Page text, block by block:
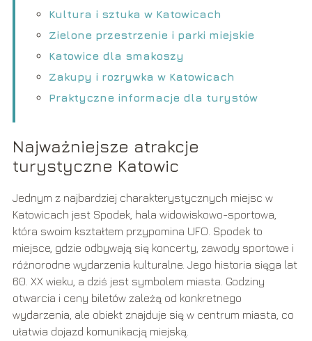
Kultura i sztuka w Katowicach
Zielone przestrzenie i parki miejskie
Katowice dla smakoszy
Zakupy i rozrywka w Katowicach
Praktyczne informacje dla turystów
Najważniejsze atrakcje
turystyczne Katowic
Jednym z najbardziej charakterystycznych miejsc w
Katowicach jest Spodek, hala widowiskowo-sportowa,
która swoim kształtem przypomina UFO. Spodek to
miejsce, gdzie odbywają się koncerty, zawody sportowe i
różnorodne wydarzenia kulturalne. Jego historia sięga lat
60. XX wieku, a dziś jest symbolem miasta. Godziny
otwarcia i ceny biletów zależą od konkretnego
wydarzenia, ale obiekt znajduje się w centrum miasta, co
ułatwia dojazd komunikacją miejską.